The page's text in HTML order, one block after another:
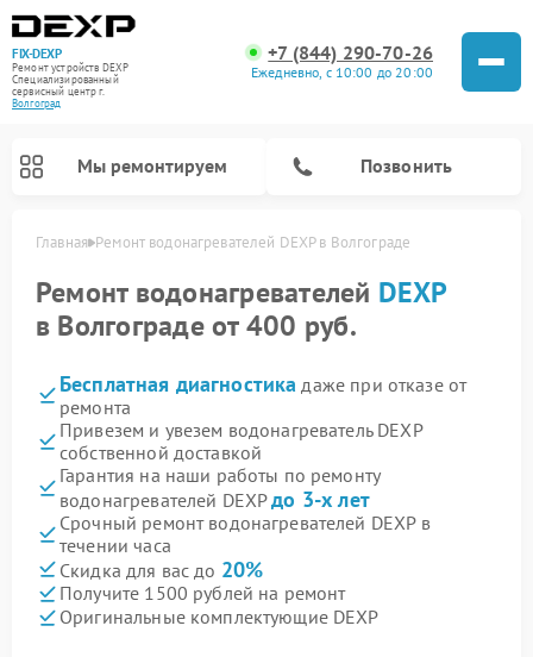
FIX-DEXP
Ремонт устройств DEXP
Специализированный
cервисный центр г.
Волгоград
+7 (844) 290-70-26
Ежедневно, с 10:00 до 20:00
Мы ремонтируем Позвонить
Главная Ремонт водонагревателей DEXP в Волгограде
Ремонт водонагревателей DEXP
в Волгограде от 400 руб.
Бесплатная диагностика даже при отказе от
ремонта
Привезем и увезем водонагреватель DEXP
собственной доставкой
Гарантия на наши работы по ремонту
водонагревателей DEXPдо 3-х лет
Срочный ремонт водонагревателей DEXP в
течении часа
Скидка для вас до 20%
Получите 1500 рублей на ремонт
Оригинальные комплектующие DEXP